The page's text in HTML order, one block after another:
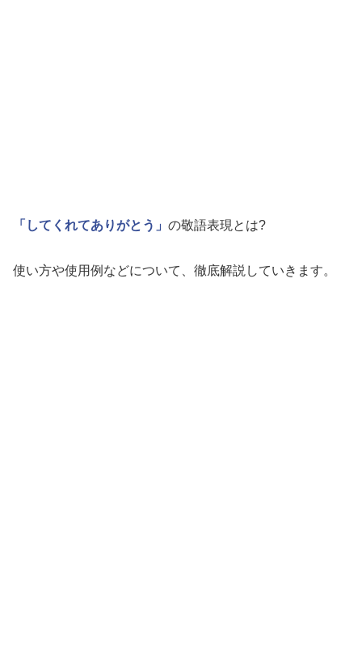
「してくれてありがとう」 の敬語表現とは?
使い方や使用例などについて、徹底解説していきます。